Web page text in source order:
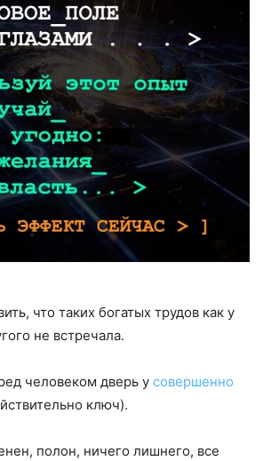
что таких богатых трудов как у
не встречала.
человеком дверь у совершенно
ключ).
полон, ничего лишнего, все